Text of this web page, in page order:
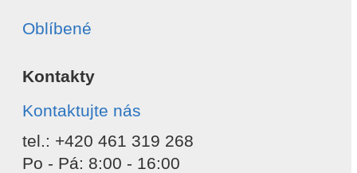
Oblíbené
Kontakty
Kontaktujte nás
tel.: +420 461 319 268
Po - Pá: 8:00 - 16:00